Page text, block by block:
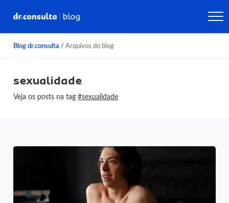
Blog dr.consulta / Arquivos do blog
sexualidade
Veja os posts na tag#sexualidade